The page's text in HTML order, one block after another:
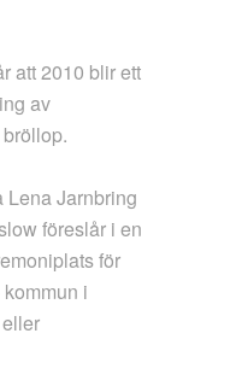
att 2010 blir ett
av
Lena Jarnbring
föreslår i en
för
i